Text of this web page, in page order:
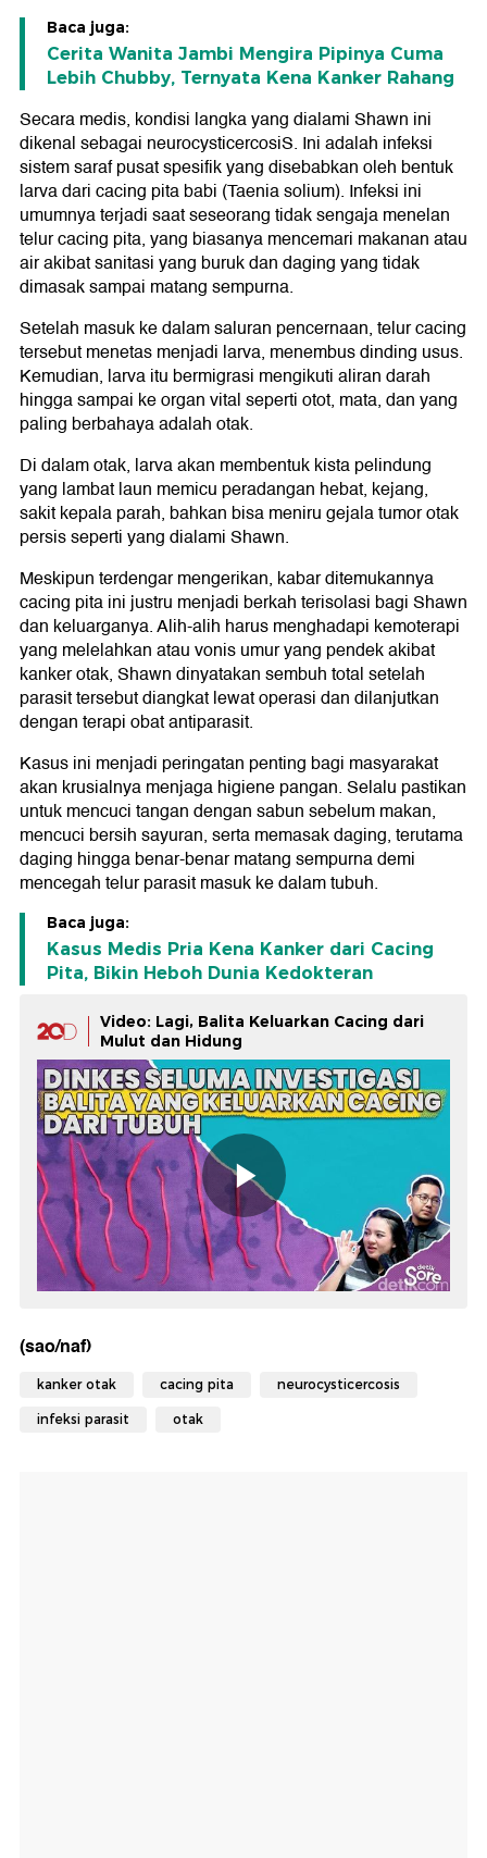
Baca juga:
Cerita Wanita Jambi Mengira Pipinya Cuma
Lebih Chubby, Ternyata Kena Kanker Rahang
Secara medis, kondisi langka yang dialami Shawn ini
dikenal sebagai neurocysticercosiS. Ini adalah infeksi
sistem saraf pusat spesifik yang disebabkan oleh bentuk
larva dari cacing pita babi (Taenia solium). Infeksi ini
umumnya terjadi saat seseorang tidak sengaja menelan
telur cacing pita, yang biasanya mencemari makanan atau
air akibat sanitasi yang buruk dan daging yang tidak
dimasak sampai matang sempurna.
Setelah masuk ke dalam saluran pencernaan, telur cacing
tersebut menetas menjadi larva, menembus dinding usus.
Kemudian, larva itu bermigrasi mengikuti aliran darah
hingga sampai ke organ vital seperti otot, mata, dan yang
paling berbahaya adalah otak.
Di dalam otak, larva akan membentuk kista pelindung
yang lambat laun memicu peradangan hebat, kejang,
sakit kepala parah, bahkan bisa meniru gejala tumor otak
persis seperti yang dialami Shawn.
Meskipun terdengar mengerikan, kabar ditemukannya
cacing pita ini justru menjadi berkah terisolasi bagi Shawn
dan keluarganya. Alih-alih harus menghadapi kemoterapi
yang melelahkan atau vonis umur yang pendek akibat
kanker otak, Shawn dinyatakan sembuh total setelah
parasit tersebut diangkat lewat operasi dan dilanjutkan
dengan terapi obat antiparasit.
Kasus ini menjadi peringatan penting bagi masyarakat
akan krusialnya menjaga higiene pangan. Selalu pastikan
untuk mencuci tangan dengan sabun sebelum makan,
mencuci bersih sayuran, serta memasak daging, terutama
daging hingga benar-benar matang sempurna demi
mencegah telur parasit masuk ke dalam tubuh.
Baca juga:
Kasus Medis Pria Kena Kanker dari Cacing
Pita, Bikin Heboh Dunia Kedokteran
Video: Lagi, Balita Keluarkan Cacing dari
Mulut dan Hidung
(sao/naf)
kanker otak cacing pita neurocysticercosis
infeksi parasit otak